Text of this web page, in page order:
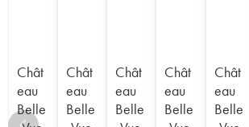
Chât
eau
Belle
Chât
eau
Belle
Chât
eau
Belle
Chât
eau
Belle
Chât
eau
Belle